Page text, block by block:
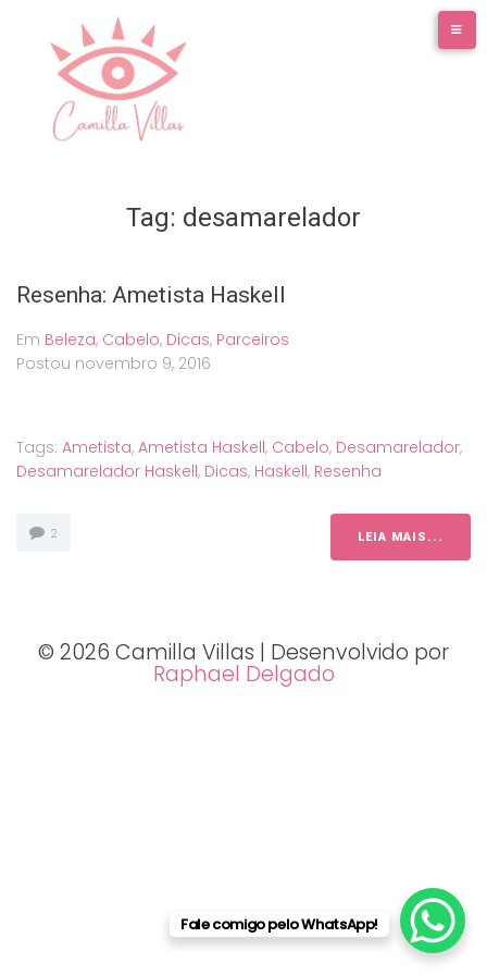
conteúdo
Tag: desamarelador
Resenha: Ametista Haskell
Em Beleza, Cabelo, Dicas, Parceiros
Postou novembro 9, 2016
Tags: Ametista, Ametista Haskell, Cabelo, Desamarelador,
Desamarelador Haskell, Dicas, Haskell, Resenha
2 LEIA MAIS...
© 2026 Camilla Villas | Desenvolvido por
Raphael Delgado
Fale comigo pelo WhatsApp!